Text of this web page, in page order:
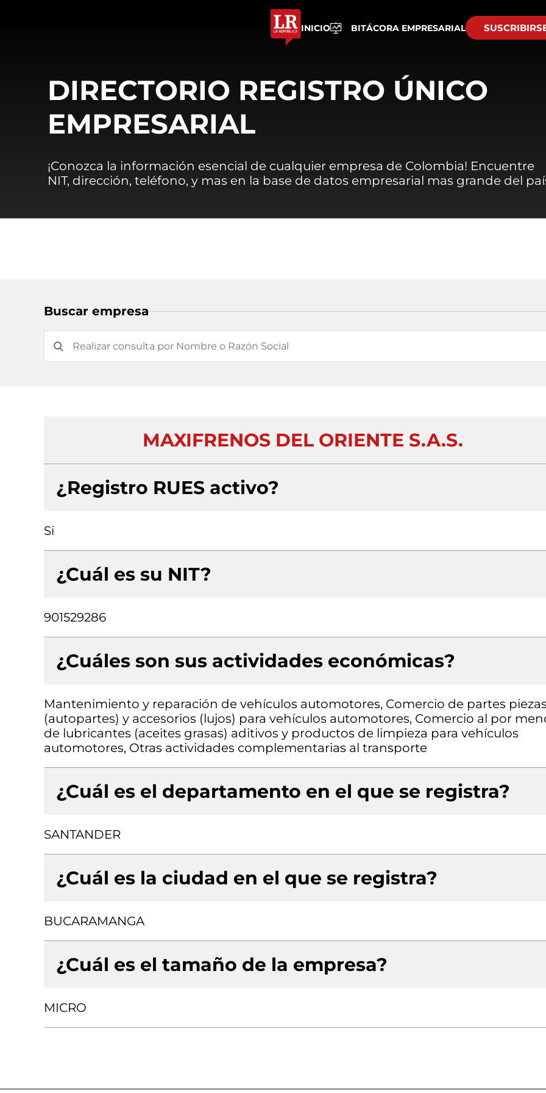
INICIO BITÁCORA EMPRESARIAL
DIRECTORIO REGISTRO ÚNICO
EMPRESARIAL
¡Conozca la información esencial de cualquier empresa de Colombia! Encuentre
NIT, dirección, teléfono, y mas en la base de datos empresarial mas grande del
Buscar empresa
MAXIFRENOS DEL ORIENTE S.A.S.
¿Registro RUES activo?
Si
¿Cuál es su NIT?
901529286
¿Cuáles son sus actividades económicas?
Mantenimiento y reparación de vehículos automotores, Comercio de partes
(autopartes) y accesorios (lujos) para vehículos automotores, Comercio al por
de lubricantes (aceites grasas) aditivos y productos de limpieza para vehículos
automotores, Otras actividades complementarias al transporte
¿Cuál es el departamento en el que se registra?
SANTANDER
¿Cuál es la ciudad en el que se registra?
BUCARAMANGA
¿Cuál es el tamaño de la empresa?
MICRO